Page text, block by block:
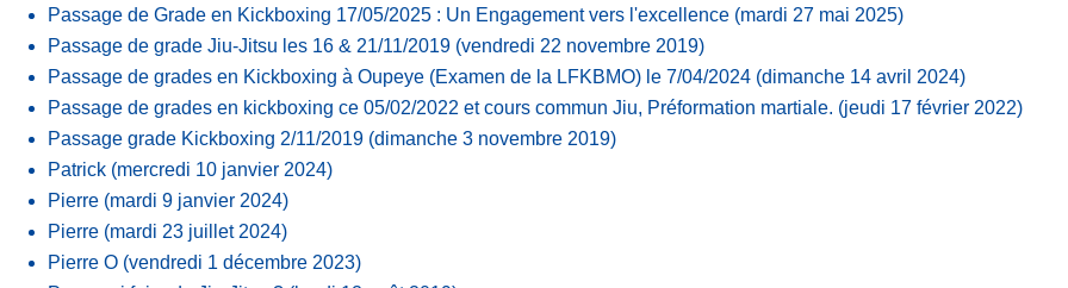
Passage de Grade en Kickboxing 17/05/2025 : Un Engagement vers l'excellence (mardi 27 mai 2025)
Passage de grade Jiu-Jitsu les 16 & 21/11/2019 (vendredi 22 novembre 2019)
Passage de grades en Kickboxing à Oupeye (Examen de la LFKBMO) le 7/04/2024 (dimanche 14 avril 2024)
Passage de grades en kickboxing ce 05/02/2022 et cours commun Jiu, Préformation martiale. (jeudi 17 février 2022)
Passage grade Kickboxing 2/11/2019 (dimanche 3 novembre 2019)
Patrick (mercredi 10 janvier 2024)
Pierre (mardi 9 janvier 2024)
Pierre (mardi 23 juillet 2024)
Pierre O (vendredi 1 décembre 2023)